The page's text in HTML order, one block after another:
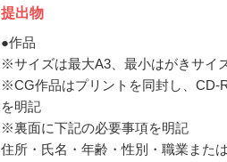
提出物
●作品
※サイズは最大A3、最小はがきサイ
※CG作品はプリントを同封し、CD-
を明記
※裏面に下記の必要事項を明記
住所・氏名・年齢・性別・職業また